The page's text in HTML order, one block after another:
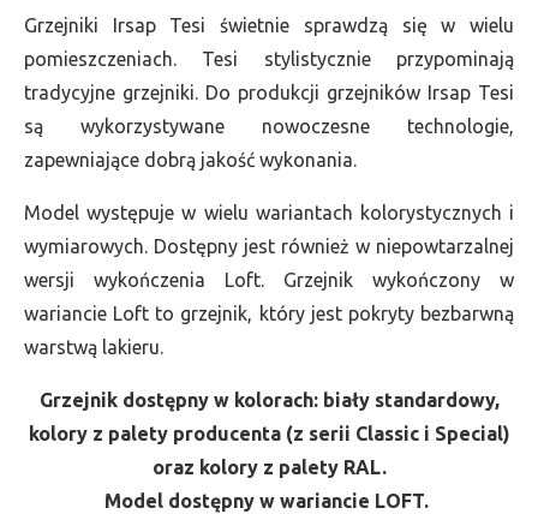
Grzejniki Irsap Tesi świetnie sprawdzą się w wielu
pomieszczeniach. Tesi stylistycznie przypominają
tradycyjne grzejniki. Do produkcji grzejników Irsap Tesi
są wykorzystywane nowoczesne technologie,
zapewniające dobrą jakość wykonania.
Model występuje w wielu wariantach kolorystycznych i
wymiarowych. Dostępny jest również w niepowtarzalnej
wersji wykończenia Loft. Grzejnik wykończony w
wariancie Loft to grzejnik, który jest pokryty bezbarwną
warstwą lakieru.
Grzejnik dostępny w kolorach: biały standardowy,
kolory z palety producenta (z serii Classic i Special)
oraz kolory z palety RAL.
Model dostępny w wariancie LOFT.